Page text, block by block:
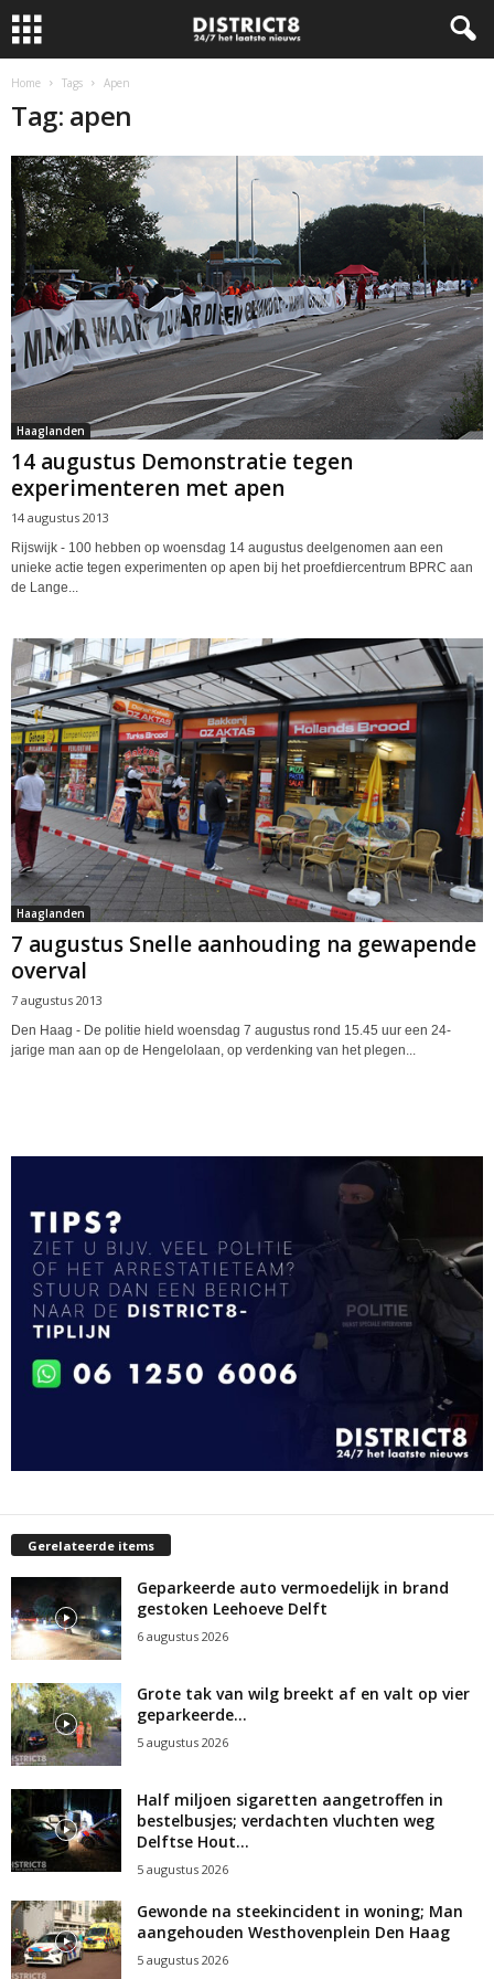
Home Tags Apen
Tag: apen
Haaglanden
14 augustus Demonstratie tegen
experimenteren met apen
14 augustus 2013
Rijswijk - 100 hebben op woensdag 14 augustus deelgenomen aan een
unieke actie tegen experimenten op apen bij het proefdiercentrum BPRC aan
de Lange...
Haaglanden
7 augustus Snelle aanhouding na gewapende
overval
7 augustus 2013
Den Haag - De politie hield woensdag 7 augustus rond 15.45 uur een 24-
jarige man aan op de Hengelolaan, op verdenking van het plegen...
Gerelateerde items
Geparkeerde auto vermoedelijk in brand
gestoken Leehoeve Delft
6 augustus 2026
Grote tak van wilg breekt af en valt op vier
geparkeerde...
5 augustus 2026
Half miljoen sigaretten aangetroffen in
bestelbusjes; verdachten vluchten weg
Delftse Hout...
5 augustus 2026
Gewonde na steekincident in woning; Man
aangehouden Westhovenplein Den Haag
5 augustus 2026